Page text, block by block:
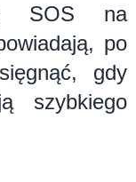
SOS na
po
gdy
szybkiego